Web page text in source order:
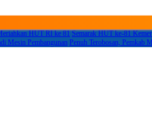
HUT RI ke 81 Semarak HUT ke-81
Mesin Pembangunan Penuh Terobosan, Pemkab